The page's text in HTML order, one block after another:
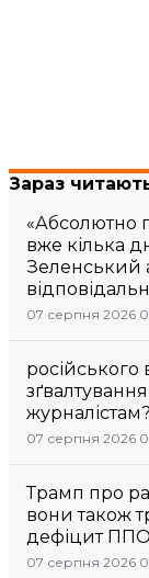
Зараз
«Абсолютно
вже кілька
Зеленський
07 серпня 2026
російського
журналістам?
07 серпня 2026
Трамп про
вони також
дефіцит ППО
07 серпня 2026